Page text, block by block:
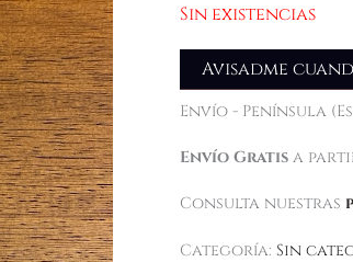
Sin existencias
Avisadme
Envío - Península
Envío Gratisa partir
Consulta nuestras
Categoría: Sin